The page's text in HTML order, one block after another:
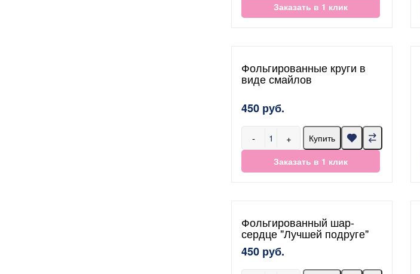
Заказать в 1 клик
Фольгированные круги в
виде смайлов
450 руб.
- +
Купить
Заказать в 1 клик
Фольгированный шар-
сердце "Лучшей подруге"
450 руб.